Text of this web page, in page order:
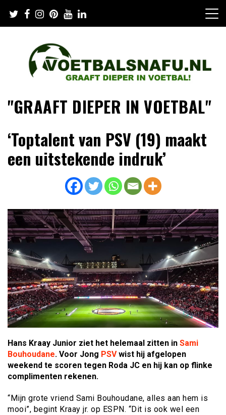
content
"GRAAFT DIEPER IN VOETBAL"
‘Toptalent van PSV (19) maakt
een uitstekende indruk’
Hans Kraay Junior ziet het helemaal zitten in Sami
Bouhoudane. Voor Jong PSVwist hij afgelopen
weekend te scoren tegen Roda JC en hij kan op flinke
complimenten rekenen.
“Mijn grote vriend Sami Bouhoudane, alles aan hem is
mooi”, begint Kraay jr. op ESPN. “Dit is ook wel een